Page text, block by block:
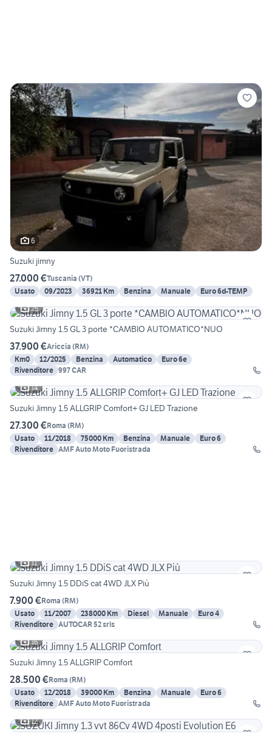
6
Suzuki jimny
27.000 €Tuscania (VT)
Usato
09/2023 36921 Km Benzina Manuale
Euro 6d-TEMP
25
Suzuki Jimny 1.5 GL 3 porte *CAMBIO AUTOMATICO*NUO
37.900 €Ariccia (RM)
Km0
12/2025 Benzina Automatico
Euro 6e
Rivenditore 997 CAR
14
Suzuki Jimny 1.5 ALLGRIP Comfort+ GJ LED Trazione
27.300 €Roma (RM)
Usato
11/2018 75000 Km Benzina Manuale
Euro 6
Rivenditore AMF Auto Moto Fuoristrada
11
Suzuki Jimny 1.5 DDiS cat 4WD JLX Più
7.900 €Roma (RM)
Usato
11/2007 238000 Km Diesel Manuale
Euro 4
Rivenditore AUTOCAR 52 srls
16
Suzuki Jimny 1.5 ALLGRIP Comfort
28.500 €Roma (RM)
Usato
12/2018 39000 Km Benzina Manuale
Euro 6
Rivenditore AMF Auto Moto Fuoristrada
12